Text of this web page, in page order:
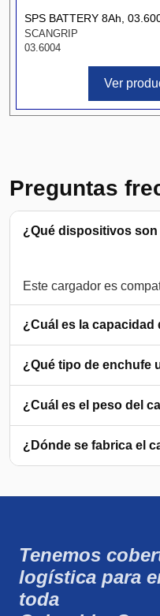
SPS BATTERY 8Ah,
SCANGRIP
03.6004
Ver
Preguntas
¿Qué dispositivos son
¿Cuál es la capacidad
¿Qué tipo de enchufe
¿Cuál es el peso del
¿Dónde se fabrica el
Tenemos
logística para
toda